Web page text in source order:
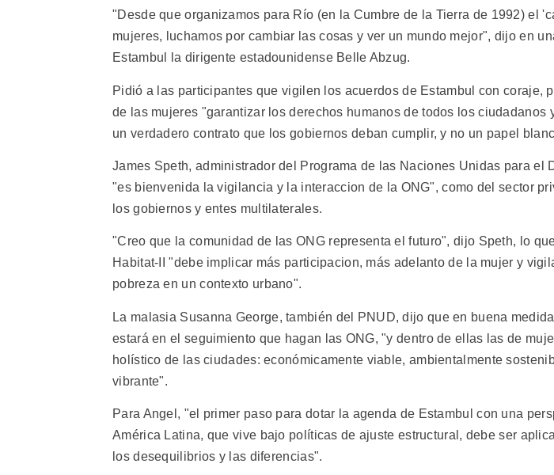
"Desde que organizamos para Río (en la Cumbre de la Tierra de 1992) el
mujeres, luchamos por cambiar las cosas y ver un mundo mejor", dijo en
Estambul la dirigente estadounidense Belle Abzug.
Pidió a las participantes que vigilen los acuerdos de Estambul con coraje,
de las mujeres "garantizar los derechos humanos de todos los ciudadanos
un verdadero contrato que los gobiernos deban cumplir, y no un papel
James Speth, administrador del Programa de las Naciones Unidas para el
"es bienvenida la vigilancia y la interaccion de la ONG", como del sector
los gobiernos y entes multilaterales.
"Creo que la comunidad de las ONG representa el futuro", dijo Speth, lo
Habitat-II "debe implicar más participacion, más adelanto de la mujer y
pobreza en un contexto urbano".
La malasia Susanna George, también del PNUD, dijo que en buena
estará en el seguimiento que hagan las ONG, "y dentro de ellas las de
holístico de las ciudades: económicamente viable, ambientalmente
vibrante".
Para Angel, "el primer paso para dotar la agenda de Estambul con una
América Latina, que vive bajo políticas de ajuste estructural, debe ser
los desequilibrios y las diferencias".